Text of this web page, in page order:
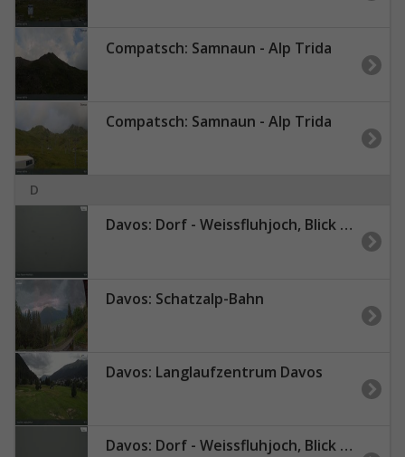
Compatsch: Samnaun - Alp Trida
Compatsch: Samnaun - Alp Trida
D
Davos: Dorf - Weissfluhjoch, Blick Dorftäli
Davos: Schatzalp-Bahn
Davos: Langlaufzentrum Davos
Davos: Dorf - Weissfluhjoch, Blick Jakobshorn